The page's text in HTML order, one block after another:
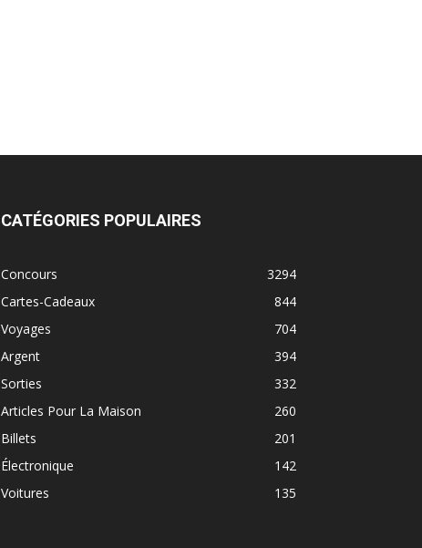
CATÉGORIES POPULAIRES
Concours
3294
Cartes-Cadeaux
844
Voyages
704
Argent
394
Sorties
332
Articles Pour La Maison
260
Billets
201
Électronique
142
Voitures
135